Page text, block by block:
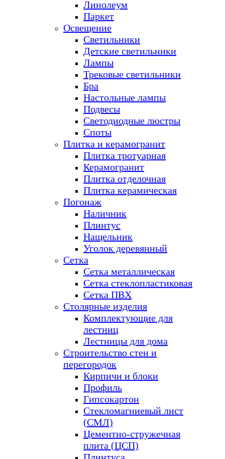
Линолеум
Паркет
Освещение
Светильники
Детские светильники
Лампы
Трековые светильники
Бра
Настольные лампы
Подвесы
Светодиодные люстры
Споты
Плитка и керамогранит
Плитка тротуарная
Керамогранит
Плитка отделочная
Плитка керамическая
Погонаж
Наличник
Плинтус
Нащельник
Уголок деревянный
Сетка
Сетка металлическая
Сетка стеклопластиковая
Сетка ПВХ
Столярные изделия
Комплектующие для
лестниц
Лестницы для дома
Строительство стен и
перегородок
Кирпичи и блоки
Профиль
Гипсокартон
Стекломагниевый лист
(СМЛ)
Цементно-стружечная
плита (ЦСП)